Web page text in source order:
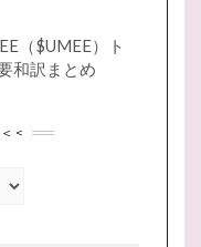
（$UMEE）ト
和訳まとめ
<